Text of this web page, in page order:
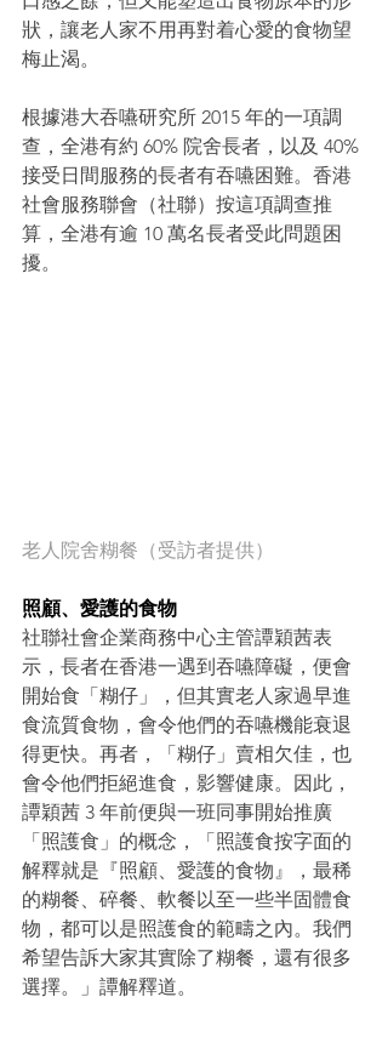
狀，讓老人家不用再對着心愛的食物望
梅止渴。
根據港大吞嚥研究所 2015 年的一項調
查，全港有約 60% 院舍長者，以及 40%
接受日間服務的長者有吞嚥困難。香港
社會服務聯會（社聯）按這項調查推
算，全港有逾 10 萬名長者受此問題困
擾。
老人院舍糊餐（受訪者提供）
照顧、愛護的食物
社聯社會企業商務中心主管譚穎茜表
示，長者在香港一遇到吞嚥障礙，便會
開始食「糊仔」，但其實老人家過早進
食流質食物，會令他們的吞嚥機能衰退
得更快。再者，「糊仔」賣相欠佳，也
會令他們拒絕進食，影響健康。因此，
譚穎茜 3 年前便與一班同事開始推廣
「照護食」的概念，「照護食按字面的
解釋就是『照顧、愛護的食物』，最稀
的糊餐、碎餐、軟餐以至一些半固體食
物，都可以是照護食的範疇之內。我們
希望告訴大家其實除了糊餐，還有很多
選擇。」譚解釋道。